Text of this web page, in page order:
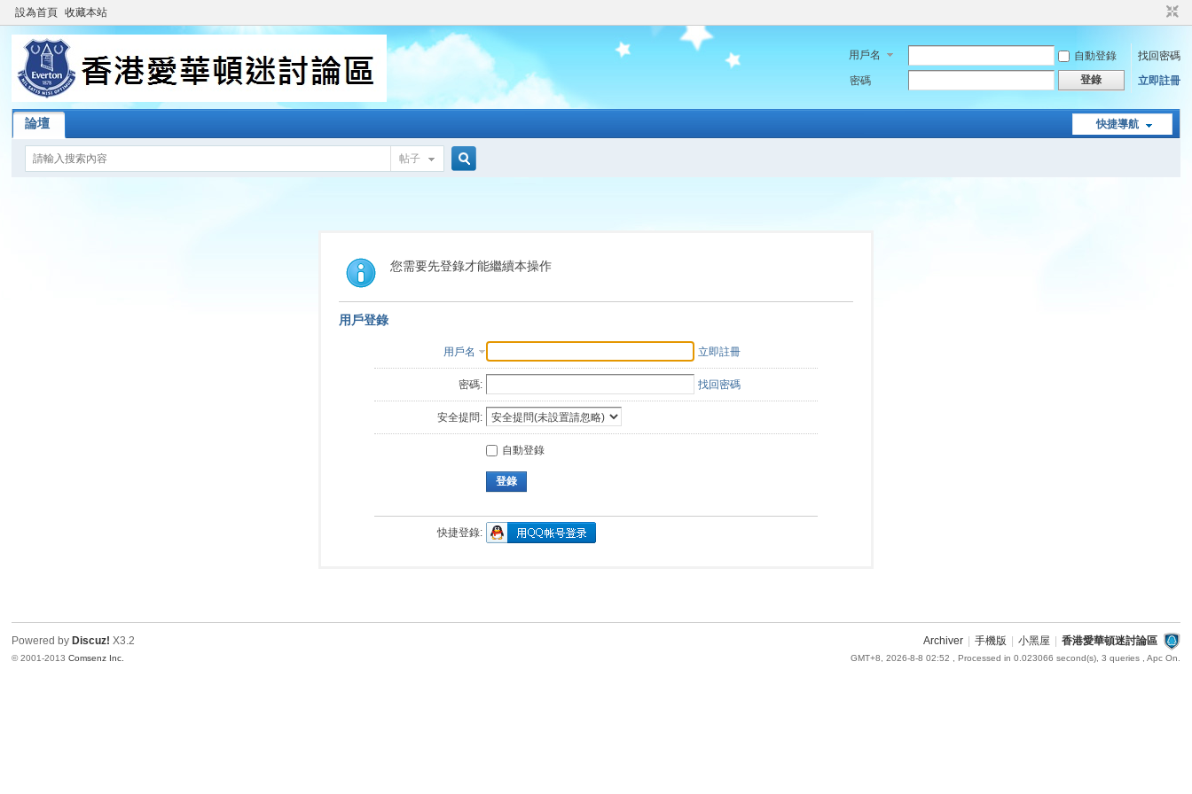
設為首頁 收藏本站
用戶名 自動登錄
找回密碼
密碼
登錄 立即註冊
快捷導航
論壇
帖子
索
您需要先登錄才能繼續本操作
用戶登錄
用戶名 立即註冊
密碼: 找回密碼
安全提問:
自動登錄
登錄
快捷登錄:
Archiver 手機版 小黑屋 香港愛華頓迷討論區
GMT+8, 2026-8-8 02:52 , Processed in 0.023066 second(s), 3 queries , Apc On.
Powered by Discuz! X3.2
© 2001-2013Comsenz Inc.